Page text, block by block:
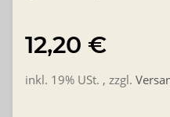
12,20 €
inkl. 19% USt. , zzgl.